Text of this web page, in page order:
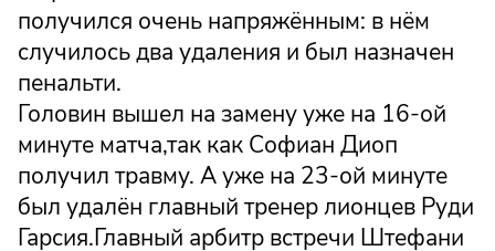
получился очень напряжённым: в нём
случилось два удаления и был назначен
пенальти.
Головин вышел на замену уже на 16-ой
минуте матча,так как Софиан Диоп
получил травму. А уже на 23-ой минуте
был удалён главный тренер лионцев Руди
Гарсия.Главный арбитр встречи Штефани